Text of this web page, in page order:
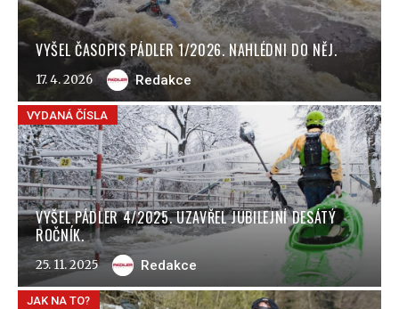
VYŠEL ČASOPIS PÁDLER 1/2026. NAHLÉDNI DO NĚJ.
17. 4. 2026 Redakce
VYDANÁ ČÍSLA
VYŠEL PÁDLER 4/2025. UZAVŘEL JUBILEJNÍ DESÁTÝ
ROČNÍK.
25. 11. 2025 Redakce
JAK NA TO?